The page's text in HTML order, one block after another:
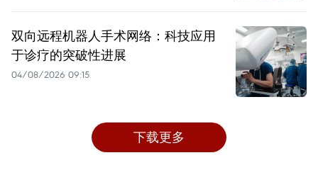
双向远程机器人手术网络：科技应用
于诊疗的突破性进展
04/08/2026 09:15
下载更多